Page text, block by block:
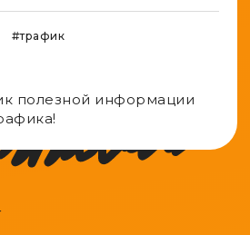
полезной информации
#трафик